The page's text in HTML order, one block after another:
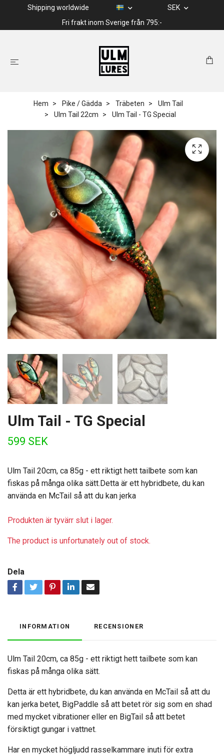
Shipping worldwide
SEK
Fri frakt inom Sverige från 795:-
Hem Pike / Gädda Träbeten
Ulm Tail
Ulm Tail 22cm
Ulm Tail - TG Special
Ulm Tail - TG Special
599 SEK
Ulm Tail 20cm, ca 85g - ett riktigt hett tailbete som kan
fiskas på många olika sätt.Detta är ett hybridbete, du kan
använda en McTail så att du kan jerka
Produkten är tyvärr slut i lager.
The product is unfortunately out of stock.
Dela
INFORMATION RECENSIONER
Ulm Tail 20cm, ca 85g - ett riktigt hett tailbete som kan
fiskas på många olika sätt.
Detta är ett hybridbete, du kan använda en McTail så att du
kan jerka betet, BigPaddle så att betet rör sig som en shad
med mycket vibrationer eller en BigTail så att betet
försiktigt gungar i vattnet.
Har en mycket högljudd rasselkammare inuti för extra